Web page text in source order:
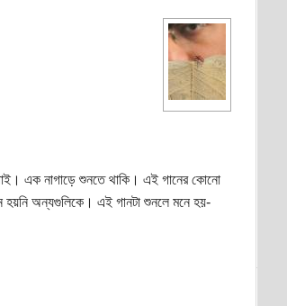
পাই। এক নাগাড়ে শুনতে থাকি। এই গানের কোনো
হয়নি অন্যগুলিকে। এই গানটা শুনলে মনে হয়-